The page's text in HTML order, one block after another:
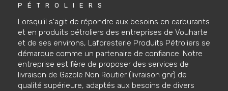
PÉTROLIERS
Lorsqu'il s'agit de répondre aux besoins en carburants
et en produits pétroliers des entreprises de Vouharte
et de ses environs, Laforesterie Produits Pétroliers se
démarque comme un partenaire de confiance. Notre
entreprise est fière de proposer des services de
livraison de Gazole Non Routier (livraison gnr) de
qualité supérieure, adaptés aux besoins de divers